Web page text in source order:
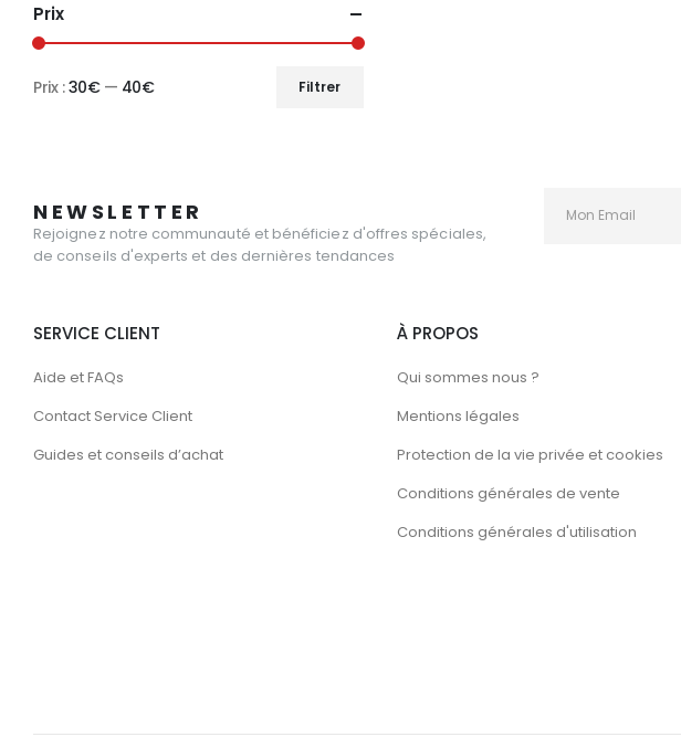
Prix
Filtrer
Prix :30€— 40€
NEWSLETTER
Rejoignez notre communauté et bénéficiez d'offres spéciales,
de conseils d'experts et des dernières tendances
SERVICE CLIENT
Aide et FAQs
Contact Service Client
Guides et conseils d’achat
À PROPOS
Qui sommes nous ?
Mentions légales
Protection de la vie privée et cookies
Conditions générales de vente
Conditions générales d'utilisation